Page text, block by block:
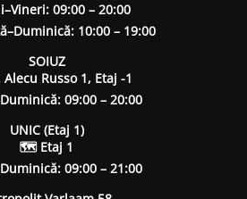
09:00 – 20:00
10:00 – 19:00
SOIUZ
Russo 1, Etaj -1
09:00 – 20:00
UNIC (Etaj 1)
🗺 Etaj 1
09:00 – 21:00